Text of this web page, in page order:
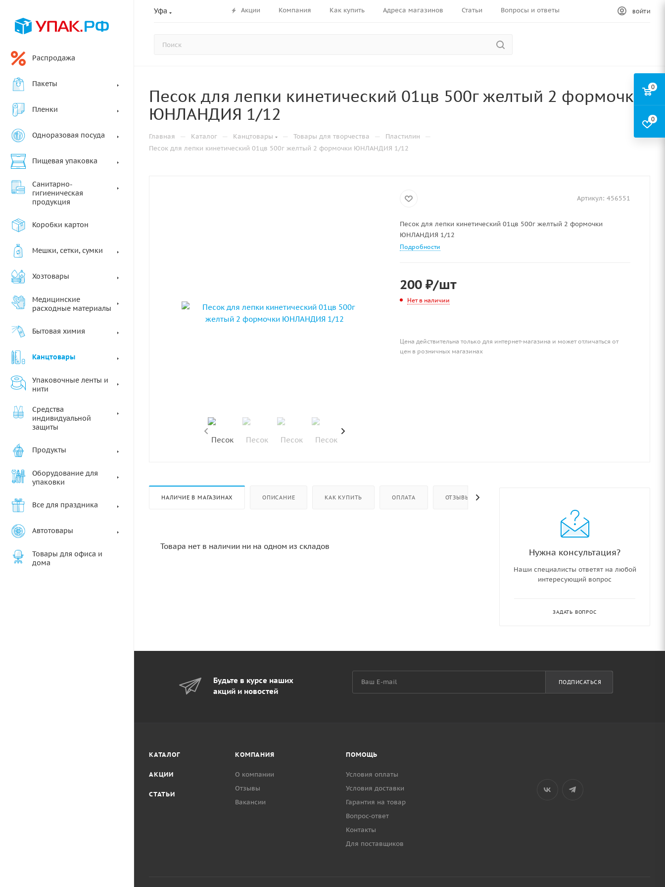
Уфа Акции Компания Как купить Адреса магазинов Статьи Вопросы и ответы ВОЙТИ
Распродажа
Пакеты
Пленки
Одноразовая посуда
Пищевая упаковка
Санитарно-
гигиеническая
продукция
Коробки картон
Мешки, сетки, сумки
Хозтовары
Медицинские
расходные материалы
Бытовая химия
Канцтовары
Упаковочные ленты и
нити
Средства
индивидуальной
защиты
Продукты
Оборудование для
упаковки
Все для праздника
Автотовары
Товары для офиса и
дома
Песок для лепки кинетический 01цв 500г желтый 2 формочки
ЮНЛАНДИЯ 1/12
Главная — Каталог — Канцтовары — Товары для творчества — Пластилин —
Песок для лепки кинетический 01цв 500г желтый 2 формочки ЮНЛАНДИЯ 1/12
Артикул: 456551
Песок для лепки кинетический 01цв 500г желтый 2 формочки
ЮНЛАНДИЯ 1/12
Подробности
200₽/шт
Нет в наличии
Цена действительна только для интернет-магазина и может отличаться от
цен в розничных магазинах
НАЛИЧИЕ В МАГАЗИНАХ ОПИСАНИЕ КАК КУПИТЬ ОПЛАТА ОТЗЫВЫ
Товара нет в наличии ни на одном из складов
Нужна консультация?
Наши специалисты ответят на любой
интересующий вопрос
ЗАДАТЬ ВОПРОС
Будьте в курсе наших
акций и новостей
ПОДПИСАТЬСЯ
КАТАЛОГ
АКЦИИ
СТАТЬИ
КОМПАНИЯ
О компании
Отзывы
Вакансии
ПОМОЩЬ
Условия оплаты
Условия доставки
Гарантия на товар
Вопрос-ответ
Контакты
Для поставщиков
0
0